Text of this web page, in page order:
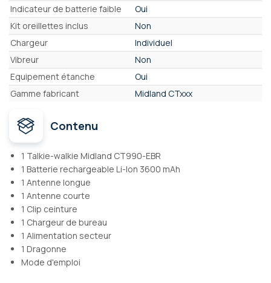
Indicateur de batterie faible
Oui
Kit oreillettes inclus
Non
Chargeur
Individuel
Vibreur
Non
Equipement étanche
Oui
Gamme fabricant
Midland CTxxx
Contenu
1 Talkie-walkie Midland CT990-EBR
1 Batterie rechargeable Li-Ion 3600 mAh
1 Antenne longue
1 Antenne courte
1 Clip ceinture
1 Chargeur de bureau
1 Alimentation secteur
1 Dragonne
Mode d'emploi